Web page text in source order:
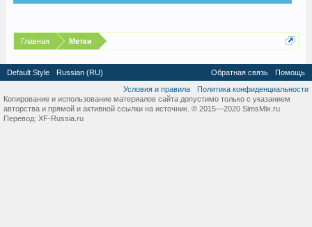
Главная Метки
Default Style Russian (RU) Обратная связь
Помощь
Условия и правила
Политика конфиденциальности
Копирование и использование материалов сайта допустимо только с указанием
авторства и прямой и активной ссылки на источник. © 2015—2020 SimsMix.ru
Перевод: XF-Russia.ru